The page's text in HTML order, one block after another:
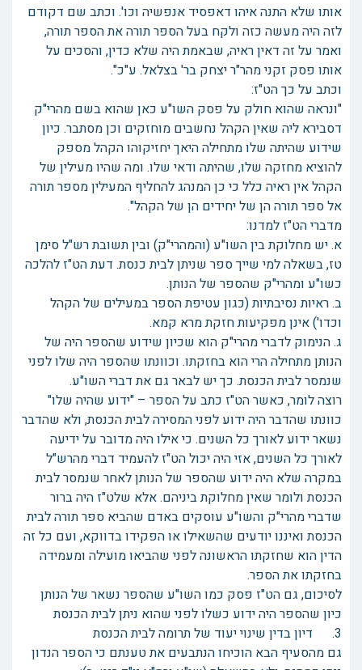
אותו שלא התנה איהו דאפסיד אנפשיה וכו'. וכתב שם דקודם
לזה היה מעשה כזה ולקח בעל הספר תורה את הספר תורה,
ואמר על זה דאין ראיה, שבאמת היה שלא כדין, והסכים על
אותו פסק זקני מהר"ר יצחק בר' בצלאל. ע"כ".
וכתב על כך הט"ז:
"ונראה שהוא חולק על פסק השו"ע כאן שהוא בשם מהרי"ק
דסבירא ליה שאין הקהל נחשבים מוחזקים וכן מסתבר. כיון
שידוע שהיתה שלו מתחילה היאך יחזיקוהו הקהל מספק
להוציא מחזקה שלו, שהיתה ודאי שלו. ומה שהיו מעילין של
הקהל אין ראיה כלל כי כן המנהג להחליף המעילין מספר תורה
אל ספר תורה הן של יחידים הן של הקהל".
מדברי הט"ז למדנו:
א. יש מחלוקת בין השו"ע (והמהרי"ק) ובין תשובת רש"ל סימן
טז, בשאלה למי שייך ספר שניתן לבית כנסת. דעת הט"ז להלכה
כשו"ע ומהרי"ק שהספר של הנותן.
ב. ראיות נסיבתיות (כגון עטיפת הספר במעילים של הקהל
וכדו') אינן מפקיעות חזקת מרא קמא.
ג. הנימוק לדברי מהרי"ק הוא שכיון שידוע שהספר היה של
הנותן מתחילה הרי הוא בחזקתו. וכוונתו שהספר היה שלו לפני
שנמסר לבית הכנסת. כך יש לבאר גם את דברי השו"ע.
רוצה לומר, כאשר הט"ז כתב על הספר – "ידוע שהיה שלו"
כוונתו שהדבר היה ידוע לפני המסירה לבית הכנסת, ולא שהדבר
נשאר ידוע לאורך כל השנים. כי אילו היה מדובר על ידיעה
לאורך כל השנים, אזי היה יכול הט"ז להעמיד דברי מהרש"ל
במקרה שלא היה ידוע שהספר של הנותן לאחר שנמסר לבית
הכנסת ולומר שאין מחלוקת ביניהם. אלא שלט"ז היה ברור
שדברי מהרי"ק והשו"ע עוסקים באדם שהביא ספר תורה לבית
הכנסת ואיננו יודעים שהשאילו או הפקידו בדווקא, ועם כל זה
הדין הוא שחזקתו הראשונה לפני שהביאו מועילה ומעמידה
בחזקתו את הספר.
לסיכום, גם הט"ז פסק כמו השו"ע שהספר נשאר של הנותן
כיון שהספר היה ידוע כשלו לפני שהוא ניתן לבית הכנסת
3. דיון בדין שינוי יעוד של תרומה לבית הכנסת
גם מהסעיף הבא הוכיחו הנתבעים את טענתם כי הספר הנדון